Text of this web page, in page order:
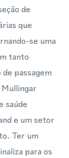
de
que
se uma
tanto
passagem
saúde
e um setor
Ter um
para os